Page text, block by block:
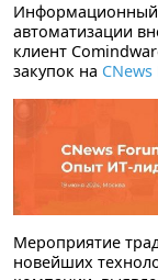
Информационный
автоматизации
клиент
закупок на
Мероприятие
новейших